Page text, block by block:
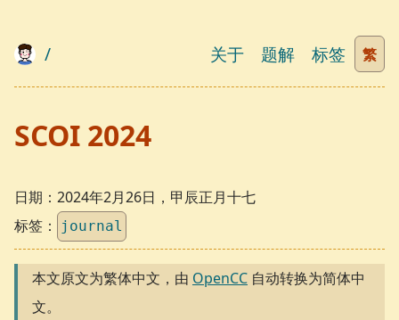
/ 关于 题解 标签 繁
SCOI 2024
日期： 2024年2月26日，甲辰正月十七
标签：
journal
本文原文为繁体中文，由 OpenCC 自动转换为简体中
文。